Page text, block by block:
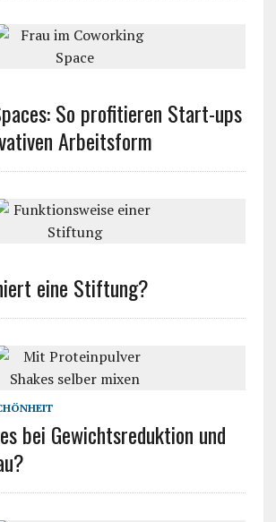
So profitieren Start-ups
Arbeitsform
eine Stiftung?
bei Gewichtsreduktion und